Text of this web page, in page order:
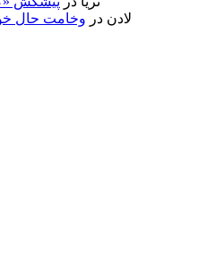
لادن در وخامت حال